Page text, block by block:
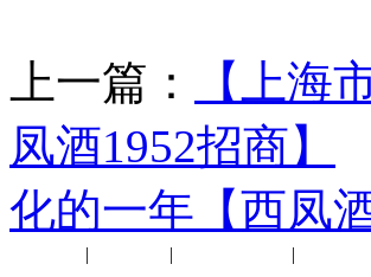
上一篇：
【上海
凤酒1952招商】
化的一年【西凤
| | |